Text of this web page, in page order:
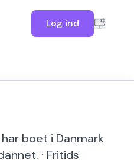
Log ind
boet i Danmark
· Fritids